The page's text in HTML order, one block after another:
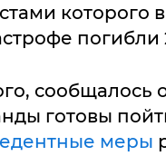
которого
погибли
сообщалось
готовы
меры